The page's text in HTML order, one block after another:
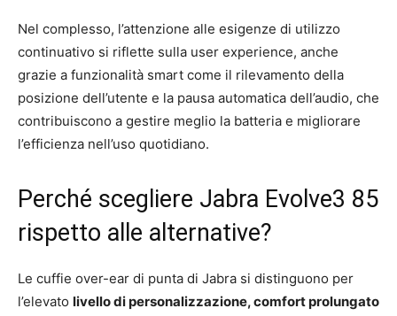
Nel complesso, l’attenzione alle esigenze di utilizzo
continuativo si riflette sulla user experience, anche
grazie a funzionalità smart come il rilevamento della
posizione dell’utente e la pausa automatica dell’audio, che
contribuiscono a gestire meglio la batteria e migliorare
l’efficienza nell’uso quotidiano.
Perché scegliere Jabra Evolve3 85
rispetto alle alternative?
Le cuffie over-ear di punta di Jabra si distinguono per
l’elevato livello di personalizzazione, comfort prolungato